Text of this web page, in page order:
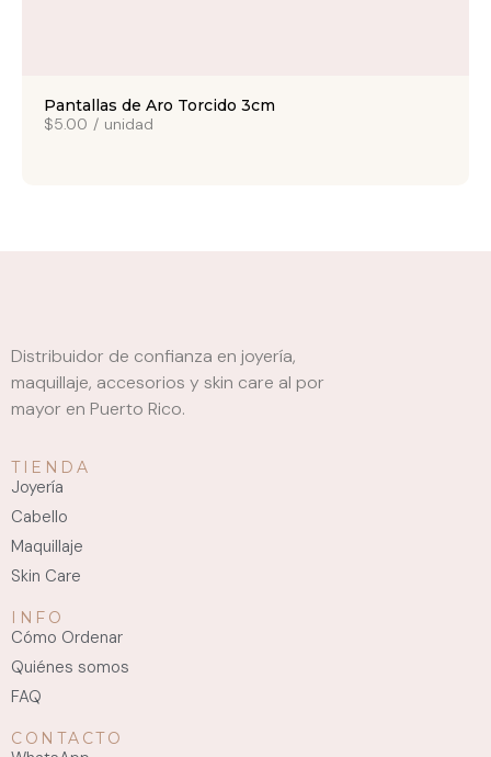
Pantallas de Aro Torcido 3cm
$5.00 / unidad
Distribuidor de confianza en joyería,
maquillaje, accesorios y skin care al por
mayor en Puerto Rico.
TIENDA
Joyería
Cabello
Maquillaje
Skin Care
INFO
Cómo Ordenar
Quiénes somos
FAQ
CONTACTO